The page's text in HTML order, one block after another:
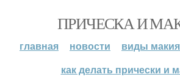
ПРИЧЕСКА И
главная новости
виды
как делать прически и